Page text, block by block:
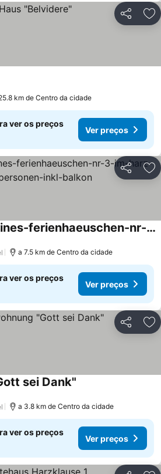
Partilhar
km de Centro da cidade
ver os preços
Ver preços
Partilhar
Gemuetliches-kleines-ferienhaeuschen-nr-3-im-harz-fuer-2-personen-inkl-balkon
a 7.5 km de Centro da cidade
ver os preços
Ver preços
Partilhar
sei Dank"
a 3.8 km de Centro da cidade
ver os preços
Ver preços